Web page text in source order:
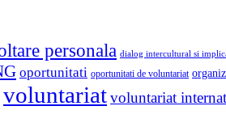
personala dialog intercultural si
oportunitati oportunitati de voluntariat
voluntariatvoluntariat